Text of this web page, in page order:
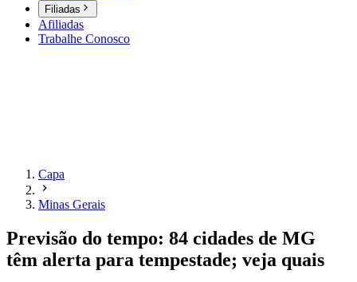
Filiadas
Afiliadas
Trabalhe Conosco
Capa
Minas Gerais
Previsão do tempo: 84 cidades de MG
têm alerta para tempestade; veja quais